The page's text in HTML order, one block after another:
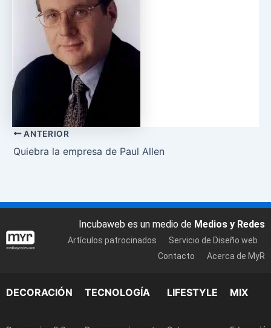
ANTERIOR
Quiebra la empresa de Paul Allen
Incubaweb es un medio de Medios y Redes
Artículos patrocinados
Servicio de Diseño web
Contacto
Acerca de MyR
DECORACIÓN TECNOLOGÍA LIFESTYLE MIX